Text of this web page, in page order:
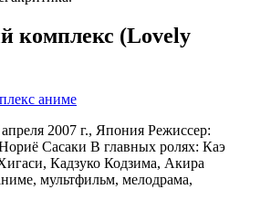
комплекс (Lovely
2007 г., Япония Режиссер:
Сасаки В главных ролях: Каэ
Кадзуко Кодзима, Акира
мультфильм, мелодрама,